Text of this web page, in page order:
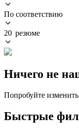
По соответствию
20 резюме
Ничего не
Попробуйте
Быстрые